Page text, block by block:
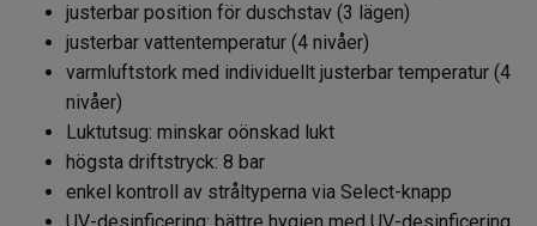
justerbar position för duschstav (3 lägen)
justerbar vattentemperatur (4 nivåer)
varmluftstork med individuellt justerbar temperatur (4
nivåer)
Luktutsug: minskar oönskad lukt
högsta driftstryck: 8 bar
enkel kontroll av stråltyperna via Select-knapp